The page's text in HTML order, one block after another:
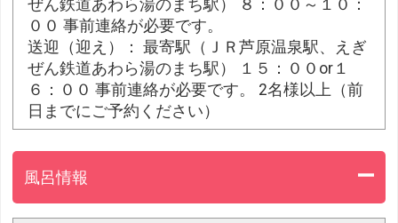
ぜん鉄道あわら湯のまち駅） ８：００～１０：
００ 事前連絡が必要です。
送迎（迎え）： 最寄駅（ＪＲ芦原温泉駅、えぎ
ぜん鉄道あわら湯のまち駅） １５：００or１
６：００ 事前連絡が必要です。 2名様以上（前
日までにご予約ください）
風呂情報